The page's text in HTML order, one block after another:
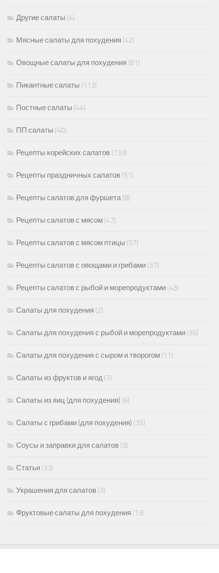
Другие салаты (4)
Мясные салаты для похудения (42)
Овощные салаты для похудения (81)
Пикантные салаты (113)
Постные салаты (44)
ПП салаты (40)
Рецепты корейских салатов (133)
Рецепты праздничных салатов (51)
Рецепты салатов для фуршета(8)
Рецепты салатов с мясом (47)
Рецепты салатов с мясом птицы (57)
Рецепты салатов с овощами и грибами (37)
Рецепты салатов с рыбой и морепродуктами (43)
Салаты для похудения (2)
Салаты для похудения с рыбой и морепродуктами (36)
Салаты для похудения с сыром и творогом (11)
Салаты из фруктов и ягод (7)
Салаты из яиц (для похудения) (6)
Салаты с грибами (для похудения) (35)
Соусы и заправки для салатов (3)
Статьи (33)
Украшения для салатов (3)
Фруктовые салаты для похудения (13)